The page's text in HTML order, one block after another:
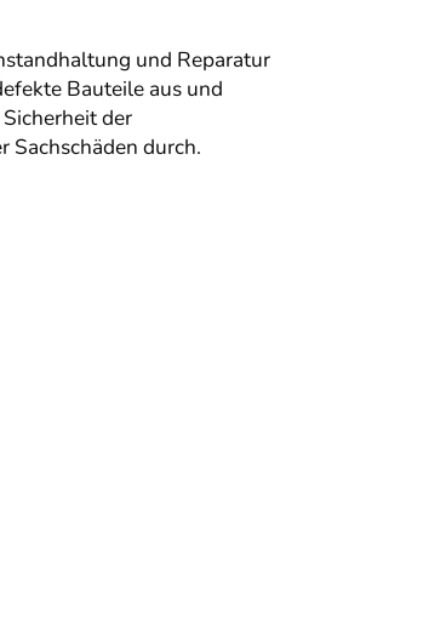
und Reparatur
Bauteile aus und
der
Sachschäden durch.